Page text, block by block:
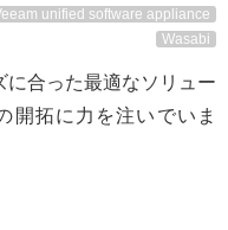
unified software appliance
Wasabi
に合った最適なソリュー
開拓に力を注いでいま